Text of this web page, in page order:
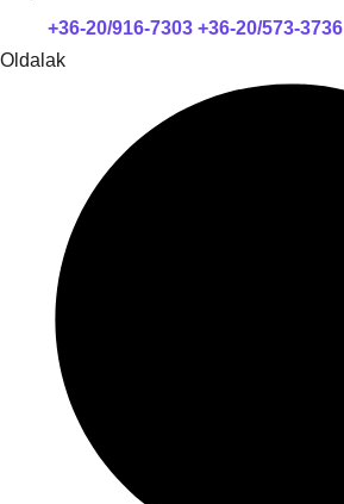
+36-20/916-7303 +36-20/573-3736
Oldalak